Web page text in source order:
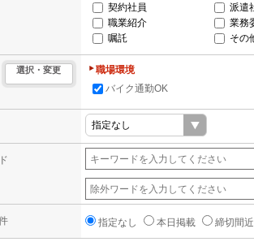
契約社員
派遣
職業紹介
業務
嘱託
その
選択・変更
職場環境
バイク通勤OK
指定なし 本日掲載 締切間近